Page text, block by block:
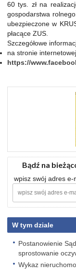
60 tys. zł na
gospodarstwa
ubezpieczone w
płacące ZUS.
Szczegółowe
na stronie internetowej
https://
Bądź na
wpisz swój adres
W tym dziale
Postanowienie
sprostowanie
Wykaz